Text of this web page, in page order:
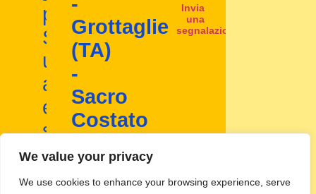
We value your privacy
We use cookies to enhance your browsing experience, serve
paritaria.
Scopri
un
ambiente
educativo
stimolante
e
inclusivo
Grottaglie
(TA)
-
Sacro
Costato
TA1A00800D
Invia
una
segnalazione